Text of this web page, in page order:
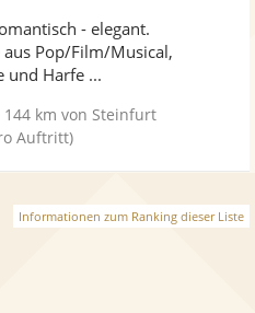
- elegant.
aus Pop/Film/Musical,
und Harfe ...
144 km von Steinfurt
Auftritt)
Informationen zum Ranking dieser Liste